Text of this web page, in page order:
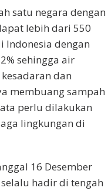
satu negara dengan
lebih dari 550
Indonesia dengan
sehingga air
dan
membuang sampah
perlu dilakukan
lingkungan di
16 Desember
hadir di tengah